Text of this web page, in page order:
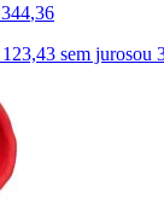
344,36
sem jurosou